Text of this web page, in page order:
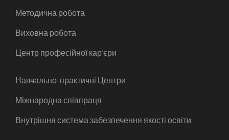
Методична робота
Виховна робота
Центр професійної кар’єри
Навчально-практичні Центри
Міжнародна співпраця
Внутрішня система забезпечення якості освіти